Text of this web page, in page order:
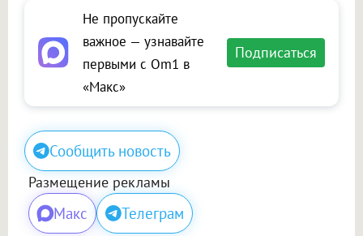
Не пропускайте
важное — узнавайте
первыми с Om1 в
«Макс»
Подписаться
Сообщить новость
Размещение рекламы
Макс Телеграм